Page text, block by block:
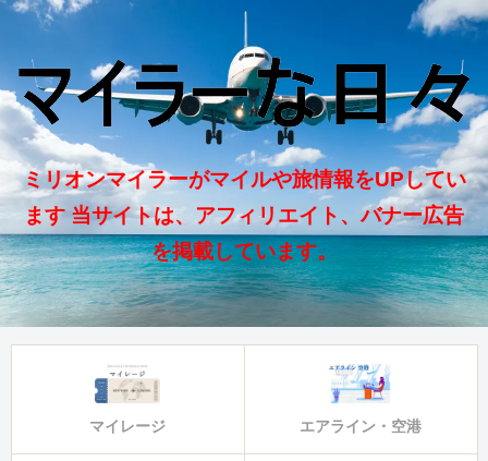
ミリオンマイラーがマイルや旅情報をUPしてい
ます 当サイトは、アフィリエイト、バナー広告
を掲載しています。
マイレージ エアライン・空港